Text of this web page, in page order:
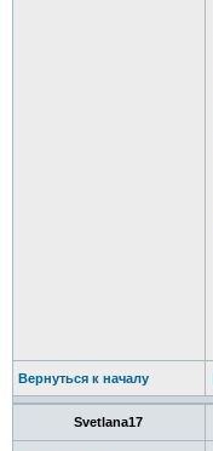
Вернуться к началу
Svetlana17